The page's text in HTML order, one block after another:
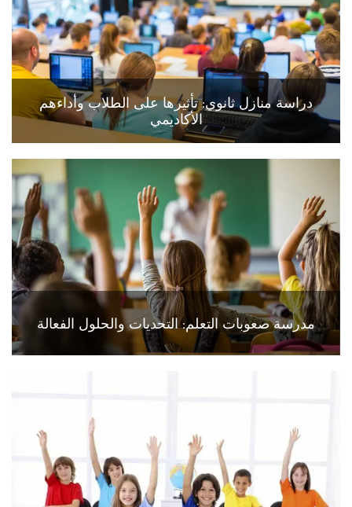
دراسة منازل ثانوي: تأثيرها على الطلاب وأداءهم
الأكاديمي
مدرسة صعوبات التعلم: التحديات والحلول الفعالة